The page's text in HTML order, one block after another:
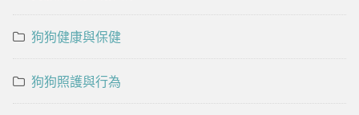
狗狗健康與保健
狗狗照護與行為